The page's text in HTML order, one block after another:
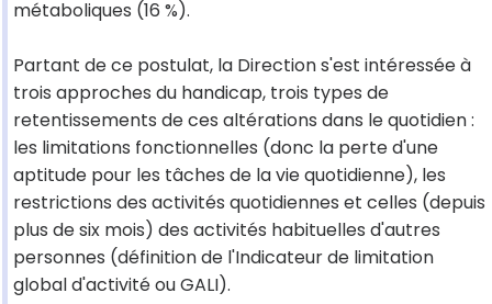
métaboliques (16 %).
Partant de ce postulat, la Direction s'est intéressée à
trois approches du handicap, trois types de
retentissements de ces altérations dans le quotidien :
les limitations fonctionnelles (donc la perte d'une
aptitude pour les tâches de la vie quotidienne), les
restrictions des activités quotidiennes et celles (depuis
plus de six mois) des activités habituelles d'autres
personnes (définition de l'Indicateur de limitation
global d'activité ou GALI).